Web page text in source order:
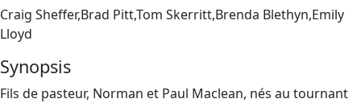
Craig Sheffer,Brad Pitt,Tom Skerritt,Brenda Blethyn,Emily
Lloyd
Synopsis
Fils de pasteur, Norman et Paul Maclean, nés au tournant